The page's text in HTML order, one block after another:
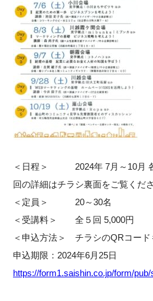
＜日程＞ 2024年 7月～10月
回の詳細はチラシ裏面をご覧くだ
＜定員＞ 20～30名
＜受講料＞ 全５回 5,000円
＜申込方法＞ チラシのQRコー
申込期限：2024年6月25日
https://form1.saishin.co.jp/form/